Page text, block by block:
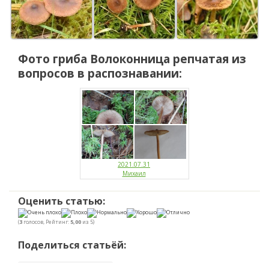
Фото гриба Волоконница репчатая из
вопросов в распознавании:
2021.07.31
Михаил
Оценить статью:
(3 голосов, Рейтинг: 5,00 из 5)
Поделиться статьёй: